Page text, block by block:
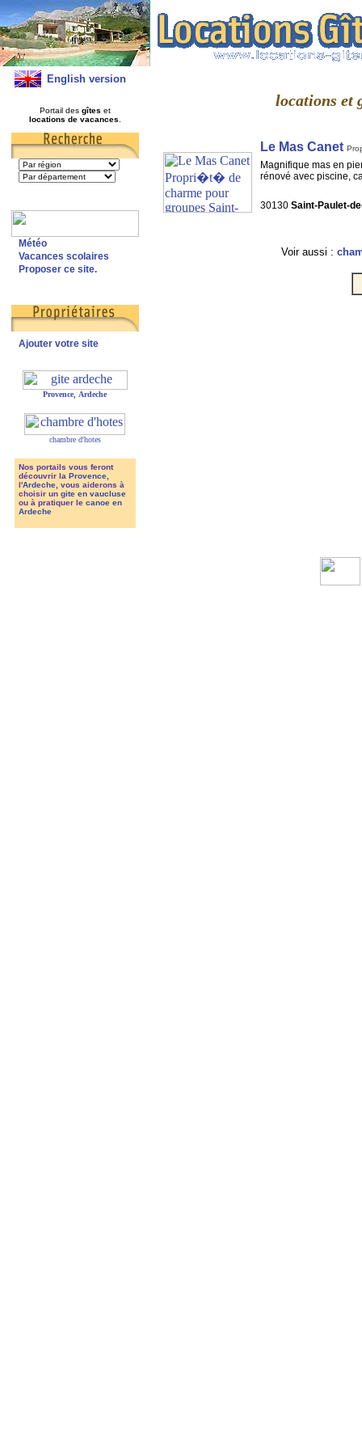
English version
Portail des gîtes et
locations de vacances
Météo
Vacances scolaires
Proposer ce site.
Ajouter votre site
Provence Ardeche
chambre d'hotes
Nos portails vous feront
découvrir la Provence,
l'Ardeche, vous aiderons à
choisir un gite en vaucluse
ou à pratiquer le canoe en
Ardeche
locations et
Le Mas Canet
Magnifique mas en
rénové avec piscine,
30130 Saint-Paulet-
Voir aussi :